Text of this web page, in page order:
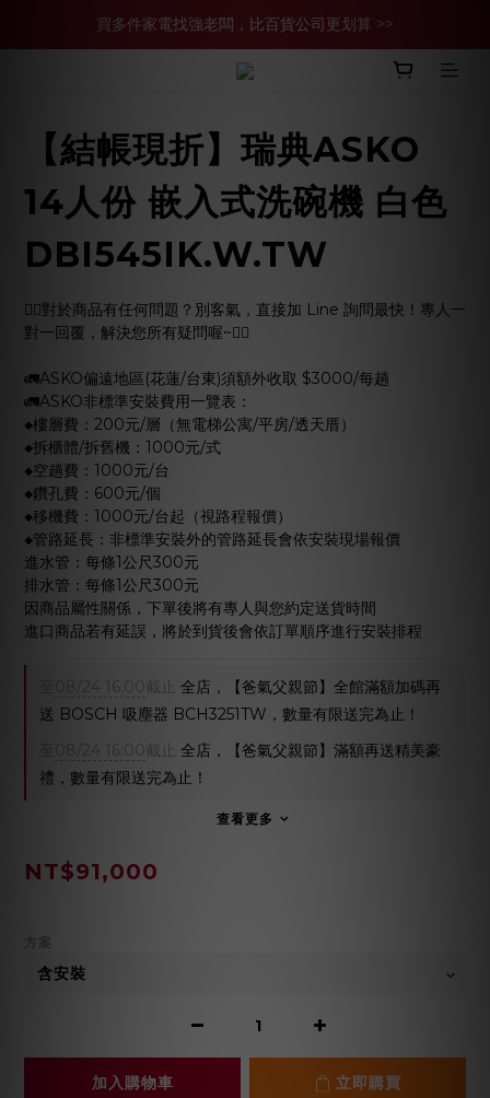
買多件家電找強老闆，比百貨公司更划算 >>
買多件家電找強老闆，比百貨公司更划算 >>
官網現金轉帳優惠 結帳輸【YHH02】再享2%優惠
【結帳現折】瑞典ASKO
14人份 嵌入式洗碗機 白色
DBI545IK.W.TW
🙋‍♀️對於商品有任何問題？別客氣，直接加 Line 詢問最快！專人一
對一回覆，解決您所有疑問喔~🙋‍♂️
🚛ASKO偏遠地區(花蓮/台東)須額外收取 $3000/每趟
🚛ASKO非標準安裝費用一覽表：
◆樓層費：200元/層（無電梯公寓/平房/透天厝）
◆拆櫃體/拆舊機：1000元/式
◆空趟費：1000元/台
◆鑽孔費：600元/個
◆移機費：1000元/台起（視路程報價）
◆管路延長：非標準安裝外的管路延長會依安裝現場報價
進水管：每條1公尺300元
排水管：每條1公尺300元
因商品屬性關係，下單後將有專人與您約定送貨時間
進口商品若有延誤，將於到貨後會依訂單順序進行安裝排程
08/24 16:00 截止
全店，【爸氣父親節】全館滿額加碼再
送 BOSCH 吸塵器 BCH3251TW，數量有限送完為止！
08/24 16:00截止
全店，【爸氣父親節】滿額再送精美豪
禮，數量有限送完為止！
查看更多
NT$91,000
加入購物車 立即購買